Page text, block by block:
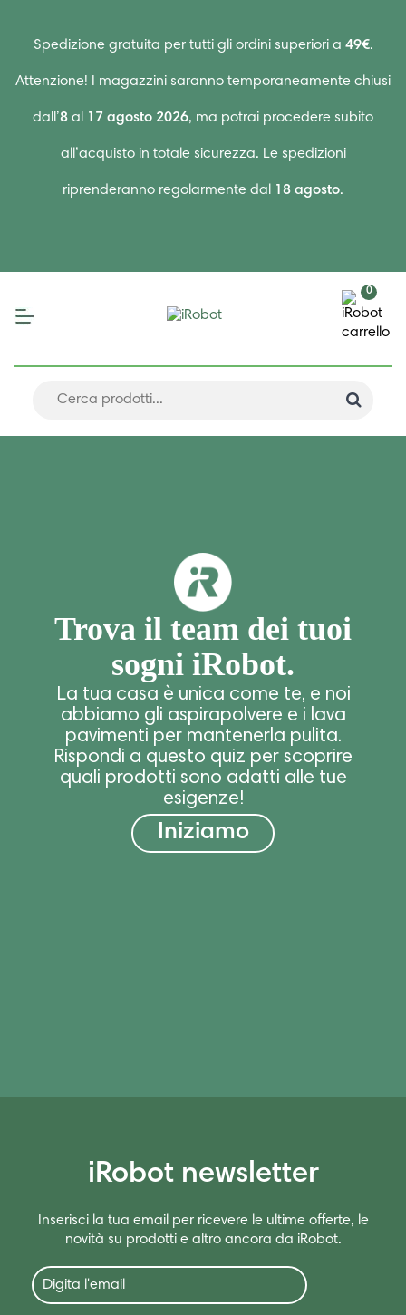
Spedizione gratuita per tutti gli ordini superiori a 49€.
Attenzione! I magazzini saranno temporaneamente chiusi
dall’8 al 17 agosto 2026, ma potrai procedere subito
all’acquisto in totale sicurezza. Le spedizioni
riprenderanno regolarmente dal 18 agosto.
0
Trova il team dei tuoi
sogni iRobot.
La tua casa è unica come te, e noi
abbiamo gli aspirapolvere e i lava
pavimenti per mantenerla pulita.
Rispondi a questo quiz per scoprire
quali prodotti sono adatti alle tue
esigenze!
Iniziamo
iRobot newsletter
Inserisci la tua email per ricevere le ultime offerte, le
novità su prodotti e altro ancora da iRobot.